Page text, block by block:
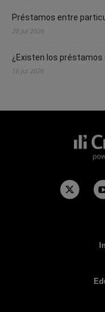
Préstamos entre
20 Jul 2026
¿Existen los préstamos
16 Jul 2026